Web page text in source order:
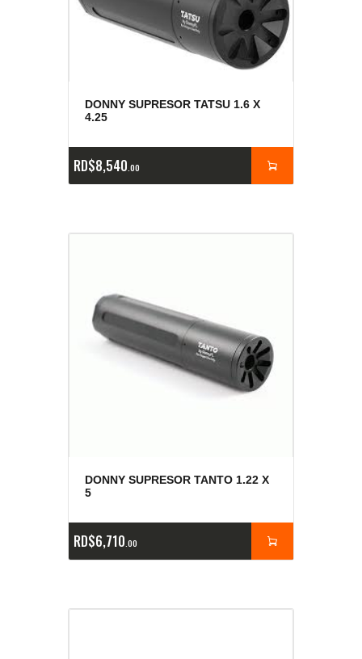
DONNY SUPRESOR TATSU 1.6 X
4.25
RD$8,540 00
DONNY SUPRESOR TANTO 1.22 X
5
RD$6,710 00